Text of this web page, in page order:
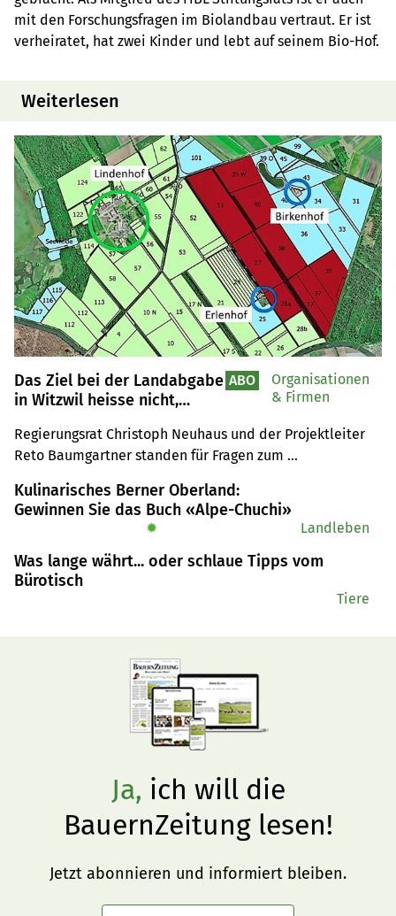
mit den Forschungsfragen im Biolandbau vertraut. Er ist
verheiratet, hat zwei Kinder und lebt auf seinem Bio-Hof.
Weiterlesen
Das Ziel bei der Landabgabe
in Witzwil heisse nicht,
abzugeben
Regierungsrat Christoph Neuhaus und der Projektleiter
Reto Baumgartner standen für Fragen zum
einstecken.
ABO
Organisationen
& Firmen
Kulinarisches Berner Oberland:
Gewinnen Sie das Buch «Alpe-Chuchi»
✹ Landleben
Was lange währt... oder schlaue Tipps vom
Bürotisch
Tiere
Ja, ich will die
BauernZeitung lesen!
Jetzt abonnieren und informiert bleiben.